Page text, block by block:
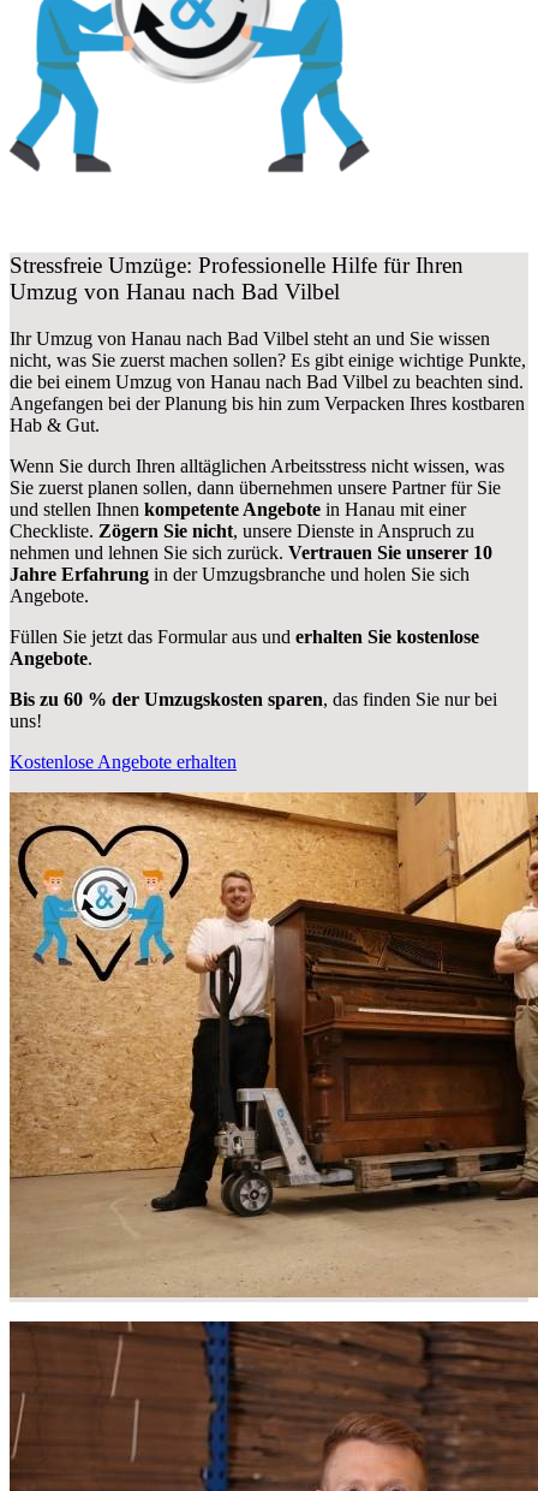
Stressfreie Umzüge: Professionelle Hilfe für Ihren
Umzug von Hanau nach Bad Vilbel
Ihr Umzug von Hanau nach Bad Vilbel steht an und Sie wissen
nicht, was Sie zuerst machen sollen? Es gibt einige wichtige Punkte,
die bei einem Umzug von Hanau nach Bad Vilbel zu beachten sind.
Angefangen bei der Planung bis hin zum Verpacken Ihres kostbaren
Hab & Gut.
Wenn Sie durch Ihren alltäglichen Arbeitsstress nicht wissen, was
Sie zuerst planen sollen, dann übernehmen unsere Partner für Sie
und stellen Ihnen kompetente Angebote in Hanau mit einer
Checkliste. Zögern Sie nicht, unsere Dienste in Anspruch zu
nehmen und lehnen Sie sich zurück. Vertrauen Sie unserer 10
Jahre Erfahrung in der Umzugsbranche und holen Sie sich
Angebote.
Füllen Sie jetzt das Formular aus und erhalten Sie kostenlose
Angebote.
Bis zu 60 % der Umzugskosten sparen, das finden Sie nur bei
uns!
Kostenlose Angebote erhalten